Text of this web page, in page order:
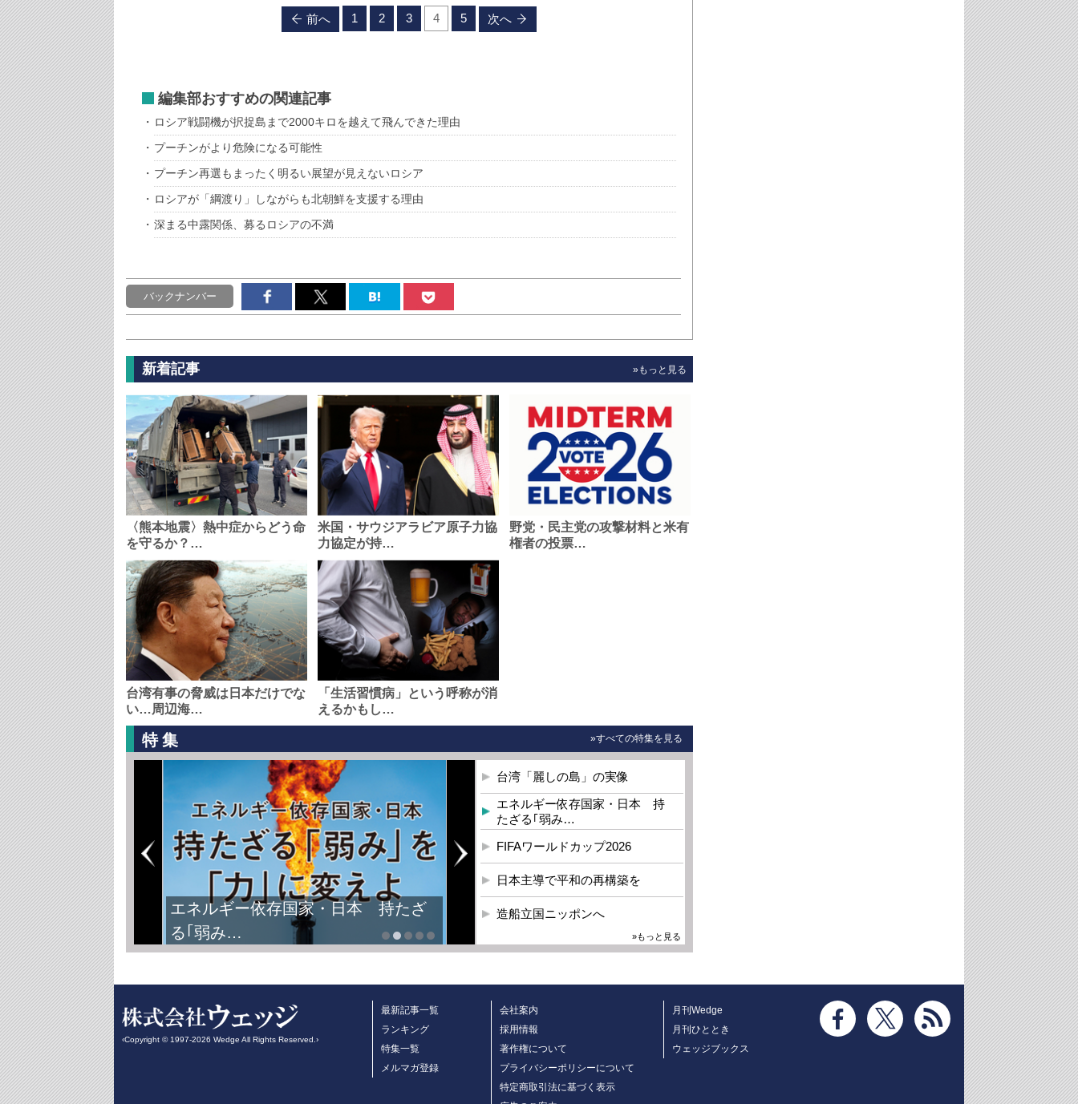
前へ 1 2 3 4 5 次へ
編集部おすすめの関連記事
ロシア戦闘機が択捉島まで2000キロを越えて飛んできた理由
プーチンがより危険になる可能性
プーチン再選もまったく明るい展望が見えないロシア
ロシアが「綱渡り」しながらも北朝鮮を支援する理由
深まる中露関係、募るロシアの不満
バックナンバー
新着記事 »もっと見る
〈熊本地震〉熱中症からどう命
を守るか？…
米国・サウジアラビア原子力協
力協定が持…
野党・民主党の攻撃材料と米有
権者の投票…
台湾有事の脅威は日本だけでな
い…周辺海…
「生活習慣病」という呼称が消
えるかもし…
特集 »すべての特集を見る
エネルギー依存国家・日本 持たざ
る｢弱み…
台湾「麗しの島」の実像
エネルギー依存国家・日本 持
たざる｢弱み…
FIFAワールドカップ2026
日本主導で平和の再構築を
造船立国ニッポンへ
»もっと見る
‹Copyright © 1997-2026 Wedge All Rights Reserved.›
最新記事一覧
ランキング
特集一覧
メルマガ登録
会社案内
採用情報
著作権について
プライバシーポリシーについて
特定商取引法に基づく表示
月刊Wedge
月刊ひととき
ウェッジブックス